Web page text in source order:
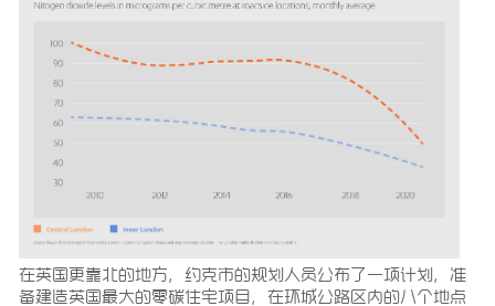
在英国更靠北的地方，约克市的规划人员公布了一项计划，准
备建造英国最大的零碳住宅项目，在环城公路区内的八个地点